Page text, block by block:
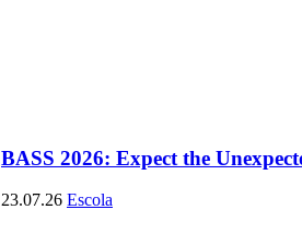
BASS 2026: Expect the
23.07.26 Escola